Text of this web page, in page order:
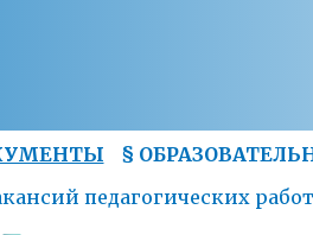
§
педагогических